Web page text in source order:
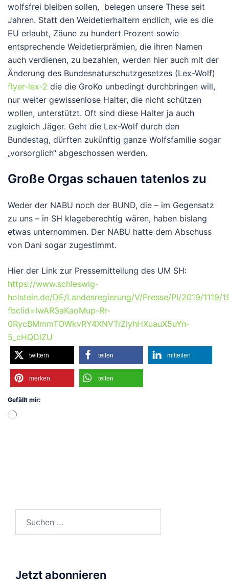
wolfsfrei bleiben sollen, belegen unsere These seit
Jahren. Statt den Weidetierhaltern endlich, wie es die
EU erlaubt, Zäune zu hundert Prozent sowie
entsprechende Weidetierprämien, die ihren Namen
auch verdienen, zu bezahlen, werden hier auch mit der
Änderung des Bundesnaturschutzgesetzes (Lex-Wolf)
flyer-lex-2 die die GroKo unbedingt durchbringen will,
nur weiter gewissenlose Halter, die nicht schützen
wollen, unterstützt. Oft sind diese Halter ja auch
zugleich Jäger. Geht die Lex-Wolf durch den
Bundestag, dürften zukünftig ganze Wolfsfamilie sogar
„vorsorglich“ abgeschossen werden.
Große Orgas schauen tatenlos zu
Weder der NABU noch der BUND, die – im Gegensatz
zu uns – in SH klageberechtig wären, haben bislang
etwas unternommen. Der NABU hatte dem Abschuss
von Dani sogar zugestimmt.
Hier der Link zur Pressemitteilung des UM SH:
https://www.schleswig-
holstein.de/DE/Landesregierung/V/Presse/PI/2019/1119/
fbclid=IwAR3aKaoMup-Rr-
0RycBMmmTOWkvRY4XNVTrZiyhHXuauX5uYn-
5_cHQDlZU
twittern teilen mitteilen
merken teilen
Gefällt mir:
Wird
nach:
Jetzt abonnieren